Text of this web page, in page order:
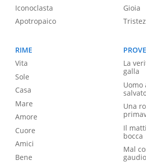
Iconoclasta
Apotropaico
Gioia
RIME
Vita
Sole
Casa
Mare
Amore
Cuore
Amici
Bene
La
galla
Uomo
Una
Il
bocca
Mal
gaudio